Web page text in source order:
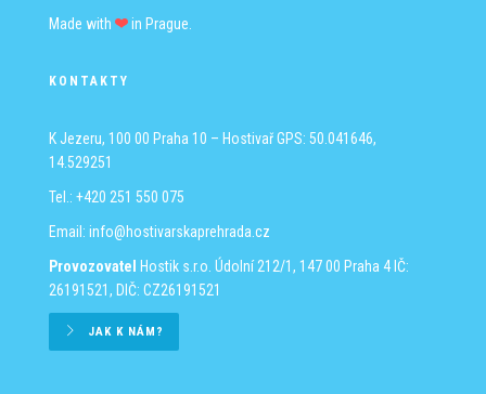
Made with in Prague.
KONTAKTY
K Jezeru, 100 00 Praha 10 – HostivařGPS: 50.041646,
14.529251
Tel.: +420 251 550 075
Email: info@hostivarskaprehrada.cz
Provozovatel
Hostik s.r.o. Údolní 212/1, 147 00 Praha 4 IČ:
26191521, DIČ: CZ26191521
JAK K NÁM?